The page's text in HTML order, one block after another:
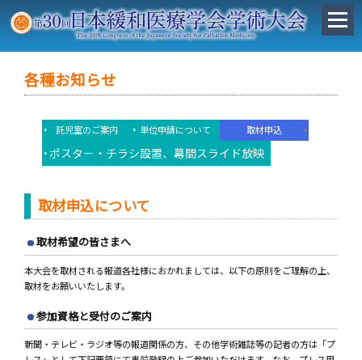
各種お知らせ
託児室のご案内 単位申請について 取材申込
ポスター・チラシ設置、幕間スライド放映
取材申込について
取材希望の皆さまへ
本大会を取材される報道各社様におかれましては、以下の原則をご理解の上、
取材をお願いいたします。
参加資格と受付のご案内
新聞・テレビ・ラジオ等の報道関係の方、その他学術雑誌等の記者の方は「プ